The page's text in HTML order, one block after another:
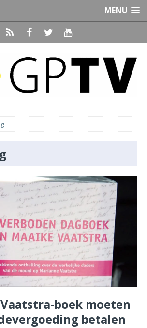
MENU
boek moeten
betalen